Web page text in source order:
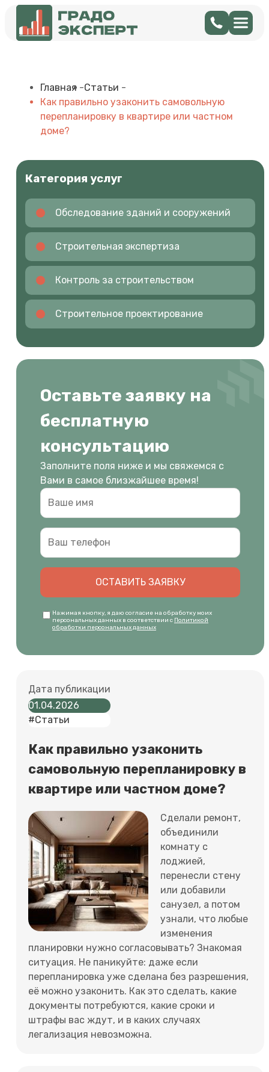
Главная -Статьи -
Как правильно узаконить самовольную
перепланировку в квартире или частном
доме?
Категория услуг
Обследование зданий и сооружений
Строительная экспертиза
Контроль за строительством
Строительное проектирование
Оставьте заявку на
бесплатную
консультацию
Заполните поля ниже и мы свяжемся с
Вами в самое близжайшее время!
ОСТАВИТЬ ЗАЯВКУ
Нажимая кнопку, я даю согласие на обработку моих
персональных данных в соответствии с Политикой
обработки персональных данных
Дата публикации
01.04.2026
#Статьи
Как правильно узаконить
самовольную перепланировку в
квартире или частном доме?
Сделали ремонт,
объединили
комнату с
лоджией,
перенесли стену
или добавили
санузел, а потом
узнали, что любые
изменения
планировки нужно согласовывать? Знакомая
ситуация. Не паникуйте: даже если
перепланировка уже сделана без разрешения,
её можно узаконить. Как это сделать, какие
документы потребуются, какие сроки и
штрафы вас ждут, и в каких случаях
легализация невозможна.